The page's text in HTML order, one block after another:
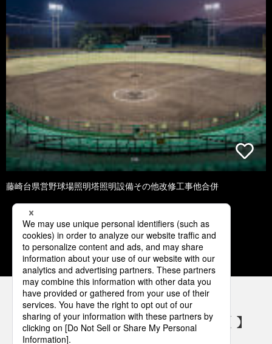
藤崎台県営野球場照明塔照明設備その他改修工事他合併
1 2 3 4 5
パナソニックの電気設備 SNSアカウント